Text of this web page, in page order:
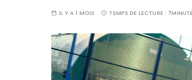
IL Y A 1 MOIS TEMPS DE LECTURE :